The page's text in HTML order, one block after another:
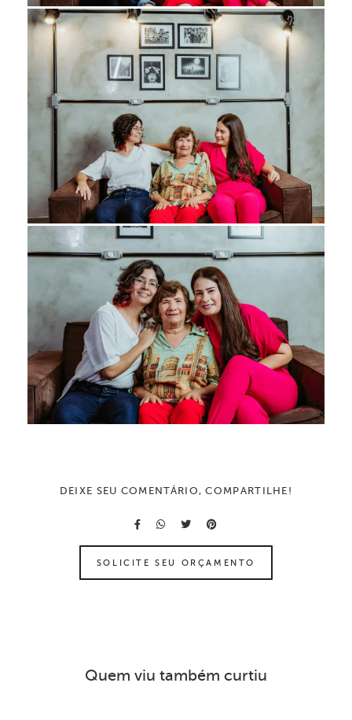
DEIXE SEU COMENTÁRIO, COMPARTILHE!
SOLICITE SEU ORÇAMENTO
Quem viu também curtiu